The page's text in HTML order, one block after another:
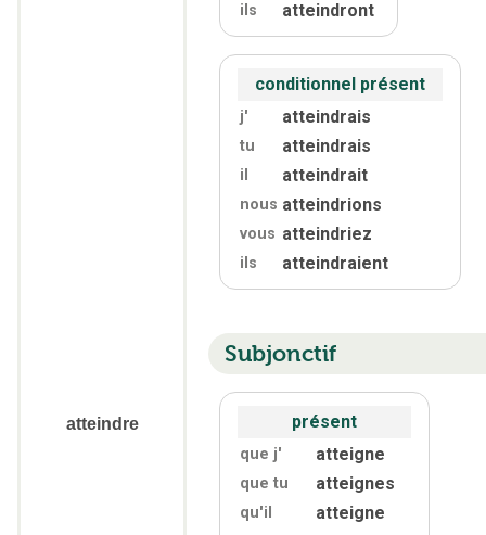
atteindre
ils atteindront
conditionnel présent
j' atteindrais
tu atteindrais
il atteindrait
nous atteindrions
vous atteindriez
ils atteindraient
Subjonctif
présent
que j' atteigne
que tu atteignes
qu'il atteigne